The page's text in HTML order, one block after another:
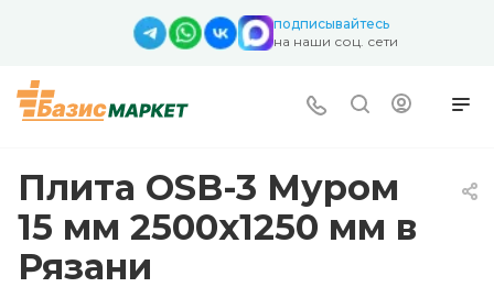
подписывайтесь
на наши соц. сети
Плита OSB-3 Муром
15 мм 2500х1250 мм в
Рязани